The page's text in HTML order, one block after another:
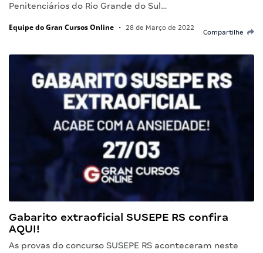
Penitenciários do Rio Grande do Sul…
Equipe do Gran Cursos Online • 28 de Março de 2022
Compartilhe
Gabarito extraoficial SUSEPE RS confira
AQUI!
As provas do concurso SUSEPE RS aconteceram neste